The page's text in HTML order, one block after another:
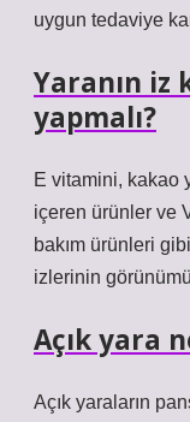
uygun tedaviye
Yaranın iz
yapmalı?
E vitamini, kakao
içeren ürünler ve
bakım ürünleri
izlerinin
Açık yara
Açık yaraların